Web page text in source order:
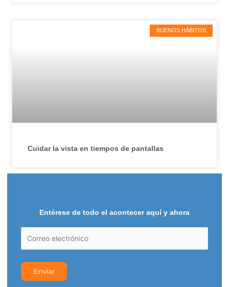
BUENOS HÁBITOS
Cuidar la vista en tiempos de pantallas
Entérese de todo el acontecer aquí y ahora